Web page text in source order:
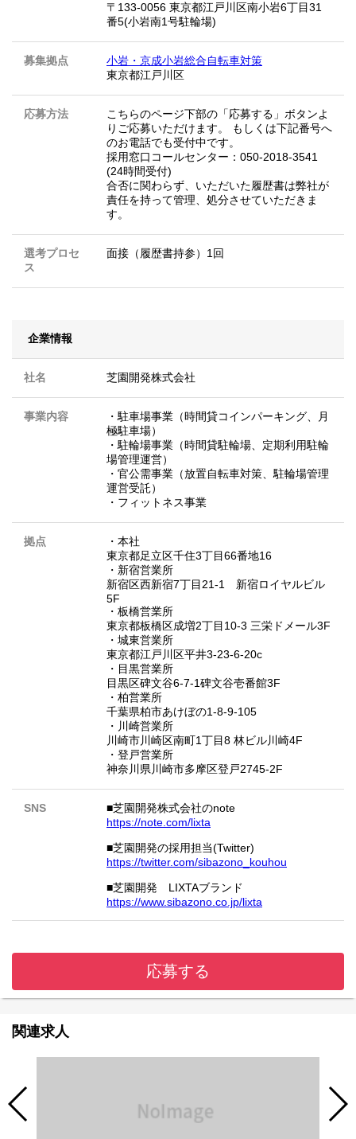
〒133-0056 東京都江戸川区南小岩6丁目31
番5(小岩南1号駐輪場)
募集拠点
小岩・京成小岩総合自転車対策
東京都江戸川区
応募方法
こちらのページ下部の「応募する」ボタンよ
りご応募いただけます。 もしくは下記番号へ
のお電話でも受付中です。
採用窓口コールセンター：050-2018-3541
(24時間受付)
合否に関わらず、いただいた履歴書は弊社が
責任を持って管理、処分させていただきま
す。
選考プロセ
ス
面接（履歴書持参）1回
企業情報
社名 芝園開発株式会社
事業内容
・駐車場事業（時間貸コインパーキング、月
極駐車場）
・駐輪場事業（時間貸駐輪場、定期利用駐輪
場管理運営）
・官公需事業（放置自転車対策、駐輪場管理
運営受託）
・フィットネス事業
拠点
・本社
東京都足立区千住3丁目66番地16
・新宿営業所
新宿区西新宿7丁目21-1 新宿ロイヤルビル
5F
・板橋営業所
東京都板橋区成増2丁目10-3 三栄ドメール3F
・城東営業所
東京都江戸川区平井3-23-6-20c
・目黒営業所
目黒区碑文谷6-7-1碑文谷壱番館3F
・柏営業所
千葉県柏市あけぼの1-8-9-105
・川崎営業所
川崎市川崎区南町1丁目8 林ビル川崎4F
・登戸営業所
神奈川県川崎市多摩区登戸2745-2F
SNS
■芝園開発株式会社のnote
https://note.com/lixta
■芝園開発の採用担当(Twitter)
https://twitter.com/sibazono_kouhou
■芝園開発 LIXTAブランド
https://www.sibazono.co.jp/lixta
応募する
関連求人